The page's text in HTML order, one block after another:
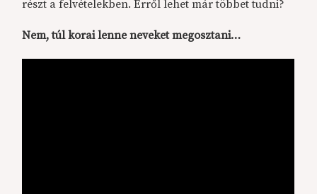
részt a felvételekben. Erről lehet már többet tudni?
Nem, túl korai lenne neveket megosztani…